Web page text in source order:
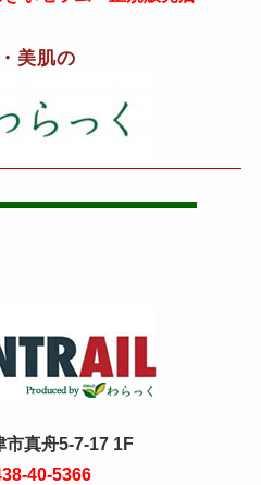
美肌の
市真舟5-7-17 1F
40-5366